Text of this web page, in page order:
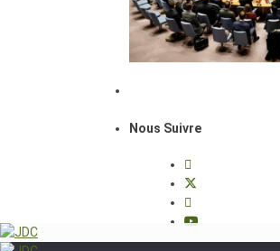
Nous Suivre